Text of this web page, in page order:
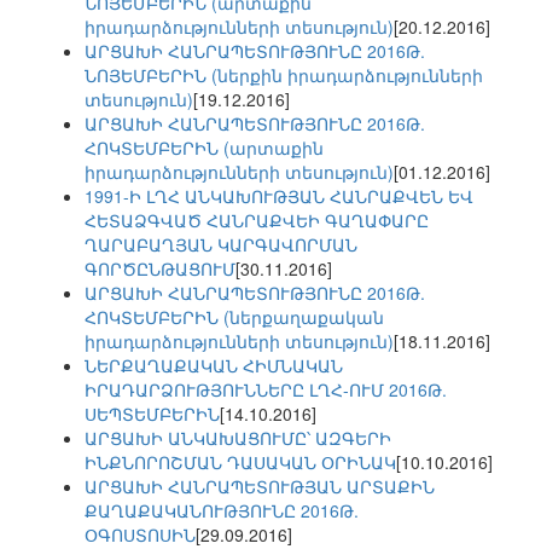
իրադարձությունների տեսություն)[20.12.2016]
ԱՐՑԱԽԻ ՀԱՆՐԱՊԵՏՈՒԹՅՈՒՆԸ 2016Թ.
ՆՈՅԵՄԲԵՐԻՆ (ներքին իրադարձությունների
տեսություն)[19.12.2016]
ԱՐՑԱԽԻ ՀԱՆՐԱՊԵՏՈՒԹՅՈՒՆԸ 2016Թ.
ՀՈԿՏԵՄԲԵՐԻՆ (արտաքին
իրադարձությունների տեսություն)[01.12.2016]
1991-Ի ԼՂՀ ԱՆԿԱԽՈՒԹՅԱՆ ՀԱՆՐԱՔՎԵՆ ԵՎ
ՀԵՏԱՁԳՎԱԾ ՀԱՆՐԱՔՎԵԻ ԳԱՂԱՓԱՐԸ
ՂԱՐԱԲԱՂՅԱՆ ԿԱՐԳԱՎՈՐՄԱՆ
ԳՈՐԾԸՆԹԱՑՈՒՄ[30.11.2016]
ԱՐՑԱԽԻ ՀԱՆՐԱՊԵՏՈՒԹՅՈՒՆԸ 2016Թ.
ՀՈԿՏԵՄԲԵՐԻՆ (ներքաղաքական
իրադարձությունների տեսություն)[18.11.2016]
ՆԵՐՔԱՂԱՔԱԿԱՆ ՀԻՄՆԱԿԱՆ
ԻՐԱԴԱՐՁՈՒԹՅՈՒՆՆԵՐԸ ԼՂՀ-ՈՒՄ 2016Թ.
ՍԵՊՏԵՄԲԵՐԻՆ[14.10.2016]
ԱՐՑԱԽԻ ԱՆԿԱԽԱՑՈՒՄԸ՝ ԱԶԳԵՐԻ
ԻՆՔՆՈՐՈՇՄԱՆ ԴԱՍԱԿԱՆ ՕՐԻՆԱԿ[10.10.2016]
ԱՐՑԱԽԻ ՀԱՆՐԱՊԵՏՈՒԹՅԱՆ ԱՐՏԱՔԻՆ
ՔԱՂԱՔԱԿԱՆՈՒԹՅՈՒՆԸ 2016Թ.
ՕԳՈՍՏՈՍԻՆ[29.09.2016]